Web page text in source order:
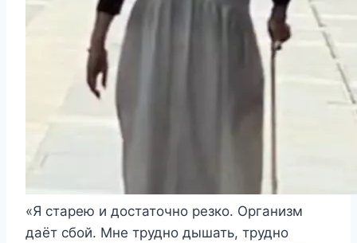
«Я старею и достаточно резко. Организм
даёт сбой. Мне трудно дышать, трудно